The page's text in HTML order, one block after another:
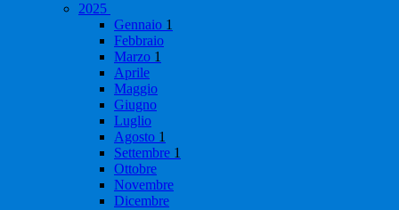
2025
Gennaio 1
Febbraio
Marzo 1
Aprile
Maggio
Giugno
Luglio
Agosto 1
Settembre 1
Ottobre
Novembre
Dicembre